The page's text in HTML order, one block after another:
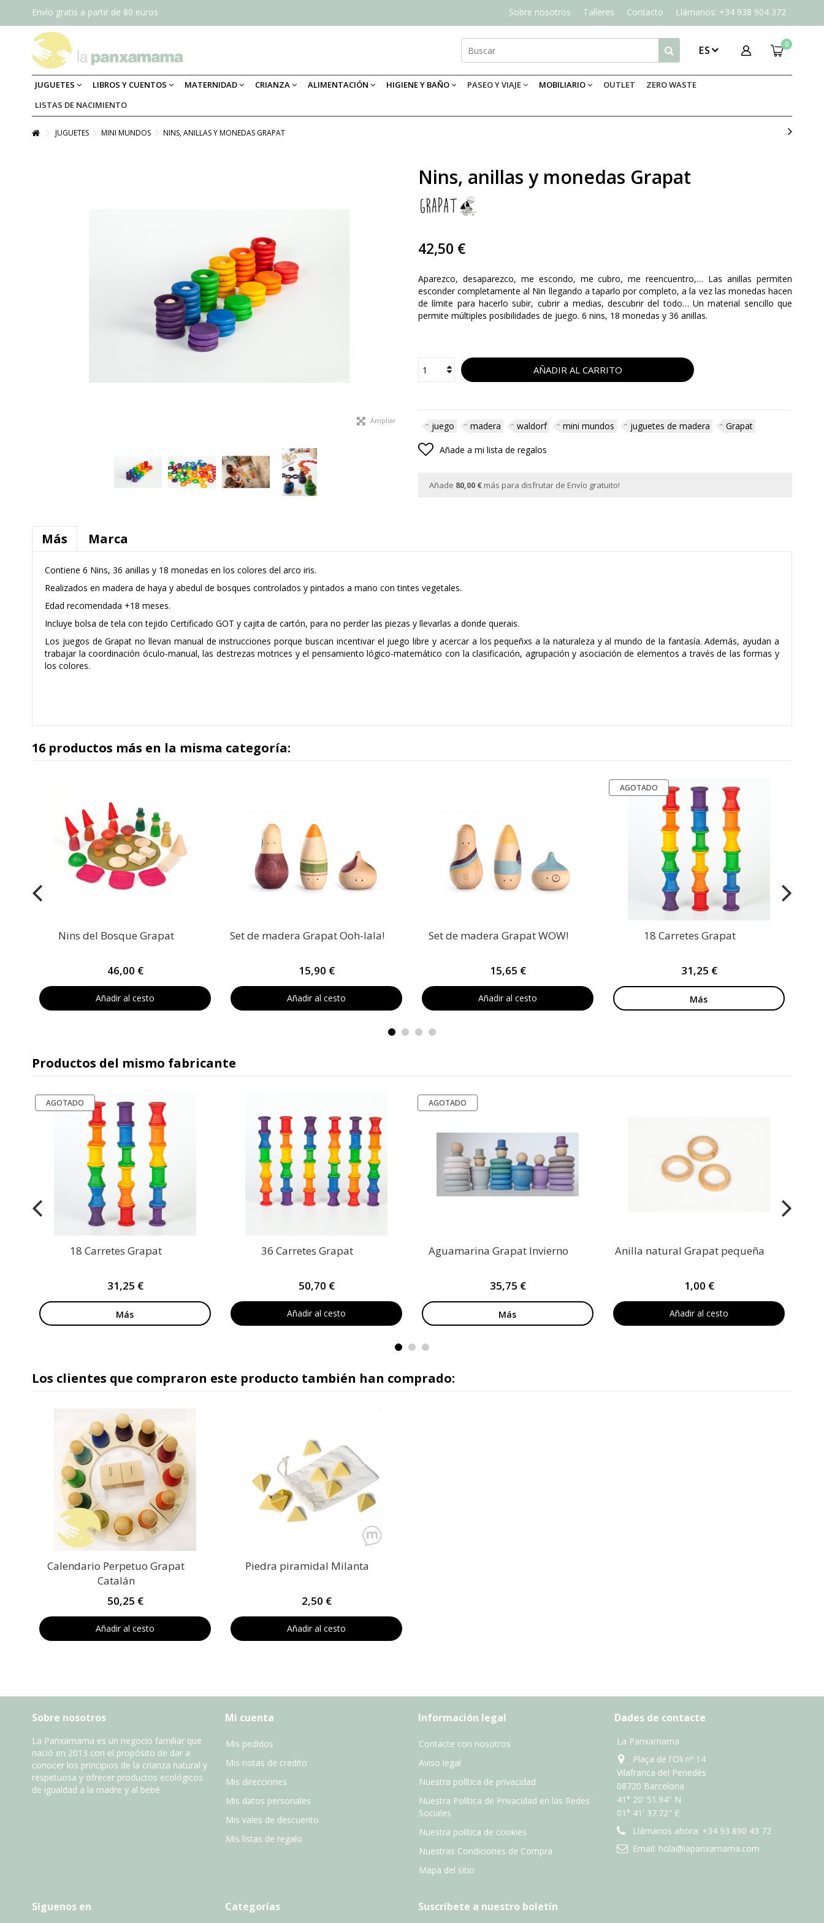
Sobre nosotros Talleres Contacto Llámanos: +34 938 904 372
Envío gratis a partir de 80 euros
0
ES
JUGUETES LIBROS Y CUENTOS MATERNIDAD CRIANZA ALIMENTACIÓN HIGIENE Y BAÑO PASEO Y VIAJE MOBILIARIO OUTLET
ZERO WASTE
LISTAS DE NACIMIENTO
JUGUETES MINI MUNDOS NINS, ANILLAS Y MONEDAS GRAPAT
Ampliar
Nins, anillas y monedas Grapat
42,50 €
Aparezco, desaparezco, me escondo, me cubro, me reencuentro,… Las anillas permiten
esconder completamente al Nin llegando a taparlo por completo, a la vez las monedas hacen
de límite para hacerlo subir, cubrir a medias, descubrir del todo… Un material sencillo que
permite múltiples posibilidades de juego. 6 nins, 18 monedas y 36 anillas.
AÑADIR AL CARRITO
juego madera waldorf mini mundos juguetes de madera Grapat
Añade a mi lista de regalos
Añade 80,00 € más para disfrutar de Envío gratuito!
Más Marca
Contiene 6 Nins, 36 anillas y 18 monedas en los colores del arco iris.
Realizados en madera de haya y abedul de bosques controlados y pintados a mano con tintes vegetales.
Edad recomendada +18 meses.
Incluye bolsa de tela con tejido Certificado GOT y cajita de cartón, para no perder las piezas y llevarlas a donde querais.
Los juegos de Grapat no llevan manual de instrucciones porque buscan incentivar el juego libre y acercar a los pequeñxs a la naturaleza y al mundo de la fantasía. Además, ayudan a
trabajar la coordinación óculo-manual, las destrezas motrices y el pensamiento lógico-matemático con la clasificación, agrupación y asociación de elementos a través de las formas y
los colores.
16 productos más en la misma categoría:
Nins del Bosque Grapat
46,00 €
Añadir al cesto
Set de madera Grapat Ooh-lala!
15,90 €
Añadir al cesto
Set de madera Grapat WOW!
15,65 €
Añadir al cesto
AGOTADO
18 Carretes Grapat
31,25 €
Más
Productos del mismo fabricante
AGOTADO
18 Carretes Grapat
31,25 €
Más
36 Carretes Grapat
50,70 €
Añadir al cesto
AGOTADO
Aguamarina Grapat Invierno
35,75 €
Más
Anilla natural Grapat pequeña
1,00 €
Añadir al cesto
Los clientes que compraron este producto también han comprado:
Calendario Perpetuo Grapat
Catalán
50,25 €
Añadir al cesto
Piedra piramidal Milanta
2,50 €
Añadir al cesto
Sobre nosotros
La Panxamama es un negocio familiar que
nació en 2013 con el propósito de dar a
conocer los principios de la crianza natural y
respetuosa y ofrecer productos ecológicos
de igualdad a la madre y al bebé
Mi cuenta
Mis pedidos
Mis notas de credito
Mis direcciones
Mis datos personales
Mis vales de descuento
Mis listas de regalo
Información legal
Contacte con nosotros
Aviso legal
Nuestra política de privacidad
Nuestra Política de Privacidad en las Redes
Sociales
Nuestra política de cookies
Nuestras Condiciones de Compra
Mapa del sitio
Dades de contacte
La Panxamama
Plaça de l'Oli nº 14
Vilafranca del Penedès
08720 Barcelona
41° 20' 51.94'' N
01° 41' 37.72" E
Llámanos ahora: +34 93 890 43 72
Email: hola@lapanxamama.com
Síguenos en Categorías Suscríbete a nuestro boletín